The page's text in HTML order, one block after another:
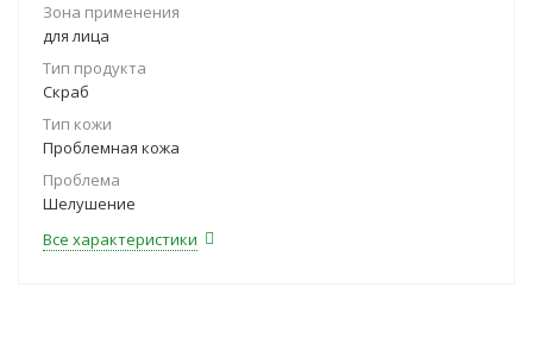
Зона применения
для лица
Тип продукта
Скраб
Тип кожи
Проблемная кожа
Проблема
Шелушение
Все характеристики